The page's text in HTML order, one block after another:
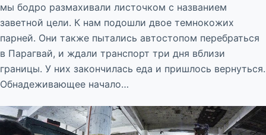
мы бодро размахивали листочком с названием
заветной цели. К нам подошли двое темнокожих
парней. Они также пытались автостопом перебраться
в Парагвай, и ждали транспорт три дня вблизи
границы. У них закончилась еда и пришлось вернуться.
Обнадеживающее начало…